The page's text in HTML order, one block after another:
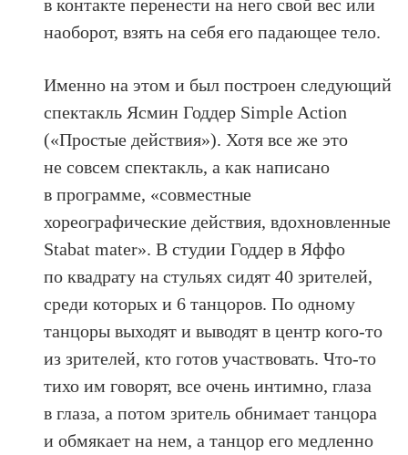
в контакте перенести на него свой вес или
наоборот, взять на себя его падающее тело.
Именно на этом и был построен следующий
спектакль Ясмин Годдер Simple Action
(«Простые действия»). Хотя все же это
не совсем спектакль, а как написано
в программе, «совместные
хореографические действия, вдохновленные
Stabat mater». В студии Годдер в Яффо
по квадрату на стульях сидят 40 зрителей,
среди которых и 6 танцоров. По одному
танцоры выходят и выводят в центр кого-то
из зрителей, кто готов участвовать. Что-то
тихо им говорят, все очень интимно, глаза
в глаза, а потом зритель обнимает танцора
и обмякает на нем, а танцор его медленно